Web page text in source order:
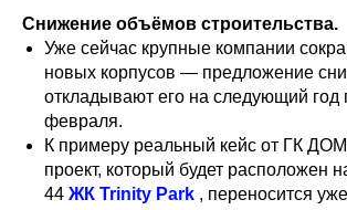
Снижение объёмов строительства.
Уже сейчас крупные компании
новых корпусов — предложение
откладывают его на следующий год
февраля.
К примеру реальный кейс от ГК
проект, который будет расположен
44 ЖК Trinity Park , переносится